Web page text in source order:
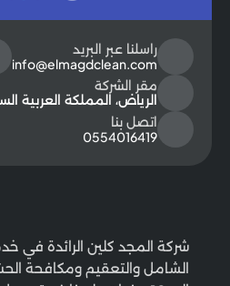
راسلنا عبر البريد
info@elmagdclean.com
مقر الشركة
الرياض، المملكة العربية
اتصل بنا
0554016419
شركة المجد كلين الرائدة في
الشامل والتعقيم ومكافحة